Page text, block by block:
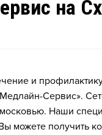
на
и
Сервис».
Наши
можете получить